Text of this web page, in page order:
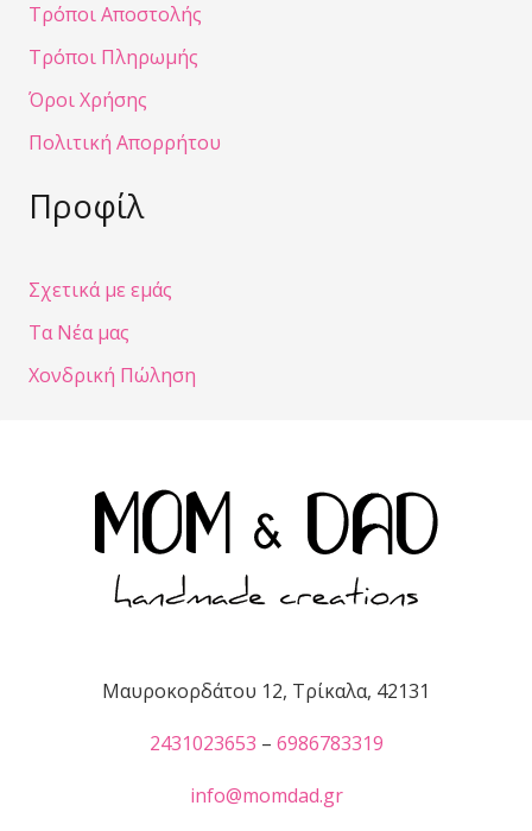
Τρόποι Αποστολής
Τρόποι Πληρωμής
Όροι Χρήσης
Πολιτική Απορρήτου
Προφίλ
Σχετικά με εμάς
Τα Νέα μας
Χονδρική Πώληση
Μαυροκορδάτου 12, Τρίκαλα, 42131
2431023653 – 6986783319
info@momdad.gr